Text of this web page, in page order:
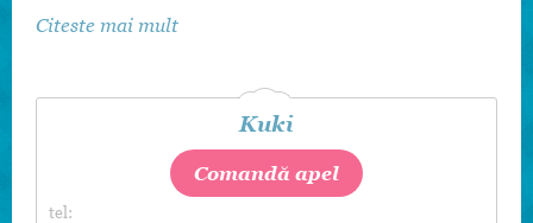
păstrându-și culoarea, de aceea nu se înnegrește
Citeste mai mult
Kuki
Comandă apel
tel: